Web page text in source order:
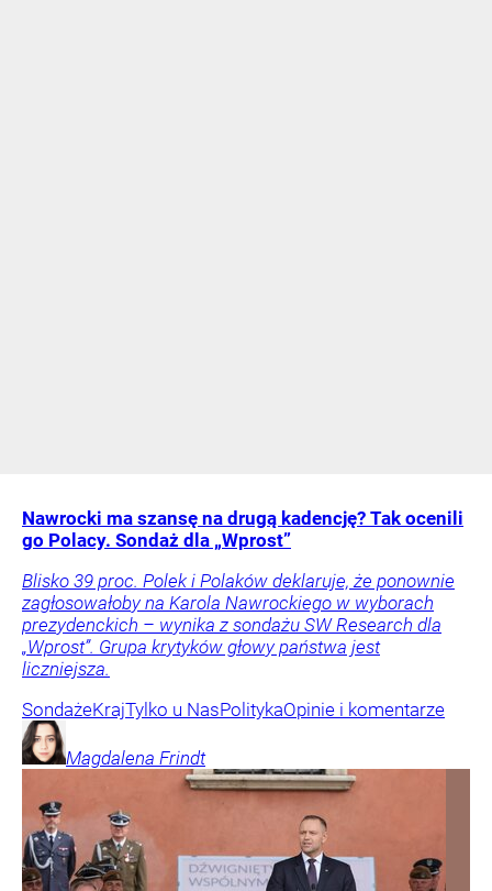
Nawrocki ma szansę na drugą kadencję? Tak ocenili
go Polacy. Sondaż dla „Wprost”
Blisko 39 proc. Polek i Polaków deklaruje, że ponownie
zagłosowałoby na Karola Nawrockiego w wyborach
prezydenckich – wynika z sondażu SW Research dla
„Wprost”. Grupa krytyków głowy państwa jest
liczniejsza.
SondażeKrajTylko u NasPolitykaOpinie i komentarze
Magdalena Frindt